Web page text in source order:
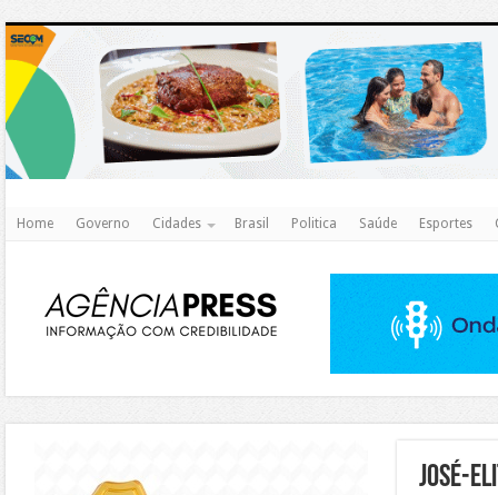
Home Governo Cidades Brasil Politica Saúde Esportes
José-